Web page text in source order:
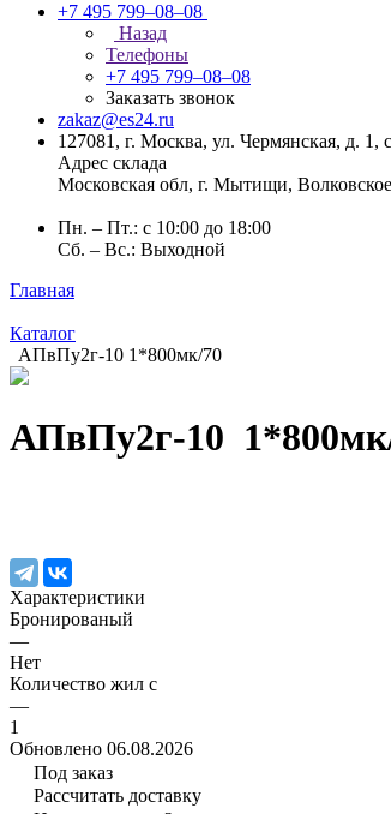
+7 495 799–08–08
Назад
Телефоны
+7 495 799–08–08
Заказать звонок
zakaz@es24.ru
127081, г. Москва, ул. Чермянская, д. 1,
Адрес склада
Московская обл, г. Мытищи,
Пн. – Пт.: с 10:00 до 18:00
Сб. – Вс.: Выходной
Главная
Каталог
АПвПу2г-10 1*800мк/70
АПвПу2г-10
Характеристики
Бронированый
—
Нет
Количество жил с
—
1
Обновлено 06.08.2026
Под заказ
Рассчитать доставку